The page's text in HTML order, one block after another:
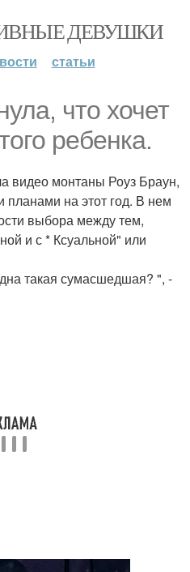
ДЕВУШКИ
статьи
что хочет
ребенка.
видео монтаны Роуз Браун,
планами на этот год. В нем
выбора между тем,
и с * Ксуальной" или
такая сумасшедшая? ", -